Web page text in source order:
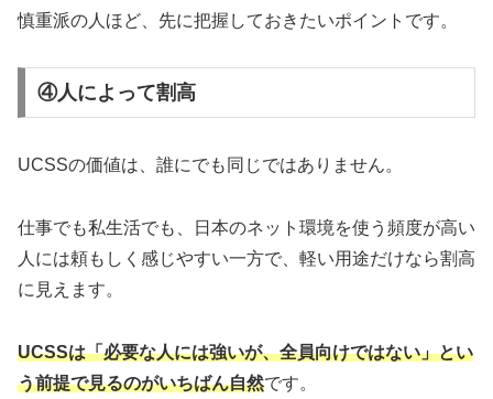
慎重派の人ほど、先に把握しておきたいポイントです。
④人によって割高
UCSSの価値は、誰にでも同じではありません。
仕事でも私生活でも、日本のネット環境を使う頻度が高い
人には頼もしく感じやすい一方で、軽い用途だけなら割高
に見えます。
UCSSは「必要な人には強いが、全員向けではない」とい
う前提で見るのがいちばん自然です。